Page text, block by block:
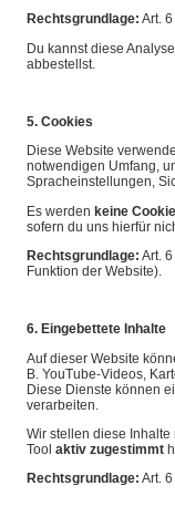
Rechtsgrundlage: Art.
Du kannst diese
abbestellst.
5. Cookies
Diese Website
notwendigen Umfang,
Spracheinstellungen,
Es werden keine
sofern du uns hierfür
Rechtsgrundlage: Art.
Funktion der Website).
6. Eingebettete Inhalte
Auf dieser Website
B. YouTube-Videos,
Diese Dienste können
verarbeiten.
Wir stellen diese
Tool aktiv zugestimmt
Rechtsgrundlage: Art.